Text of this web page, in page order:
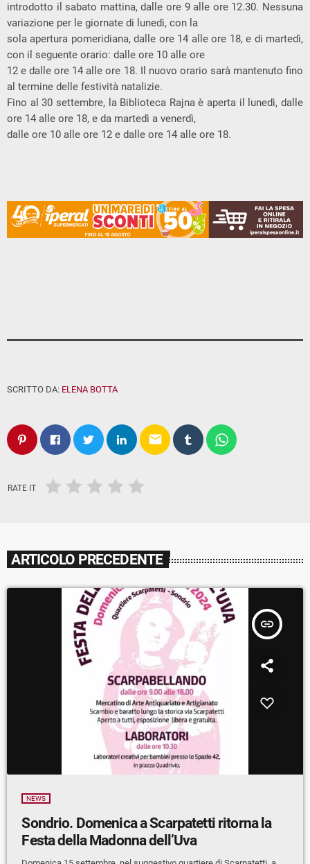
introdotto il sabato mattina, dalle ore 9 alle ore 12.30. Nessuna
variazione per le giornate di lunedì, con la
sola apertura pomeridiana, dalle ore 14 alle ore 18, e di martedì,
con il seguente orario: dalle ore 10 alle ore
12 e dalle ore 14 alle ore 18. Il nuovo orario sarà mantenuto fino
al termine delle festività natalizie.
Fino al 30 settembre, la Biblioteca Rajna è aperta il lunedì, dalle
ore 14 alle ore 18, e da martedì a venerdì,
dalle ore 10 alle ore 12 e dalle ore 14 alle ore 18.
SCRITTO DA: ELENA BOTTA
email
RATE IT
ARTICOLO PRECEDENTE
insert_link
NEWS
Sondrio. Domenica a Scarpatetti ritorna la
Festa della Madonna dell’Uva